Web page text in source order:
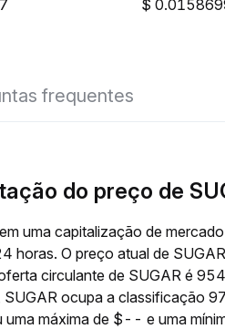
frequentes
do preço de
uma capitalização de
horas. O preço atual de
circulante de SUGAR é
ocupa a classificação
uma máxima de $-- e uma